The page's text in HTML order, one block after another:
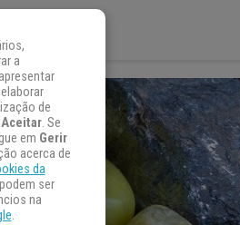
a
de
Aceitar. Se
em Gerir
acerca de
da
ser
na
.